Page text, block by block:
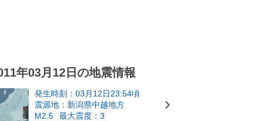
年03月12日の地震情報
発生時刻：03月12日23:54頃
震源地：新潟県中越地方
M2.5
最大震度：3